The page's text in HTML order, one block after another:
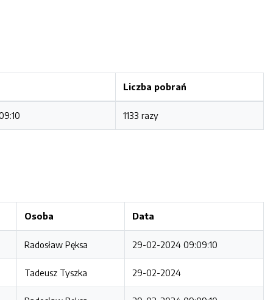
Liczba pobrań
1133 razy
Osoba Data
Radosław Pęksa 29-02-2024 09:09:10
Tadeusz Tyszka 29-02-2024